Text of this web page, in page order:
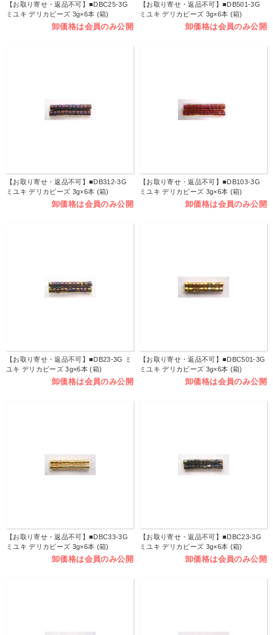
【お取り寄せ・返品不可】■DBC25-3G
ミユキ デリカビーズ 3g×6本 (箱)
卸価格は会員のみ公開
【お取り寄せ・返品不可】■DB501-3G
ミユキ デリカビーズ 3g×6本 (箱)
卸価格は会員のみ公開
【お取り寄せ・返品不可】■DB312-3G
ミユキ デリカビーズ 3g×6本 (箱)
卸価格は会員のみ公開
【お取り寄せ・返品不可】■DB103-3G
ミユキ デリカビーズ 3g×6本 (箱)
卸価格は会員のみ公開
【お取り寄せ・返品不可】■DB23-3G ミ
ユキ デリカビーズ 3g×6本 (箱)
卸価格は会員のみ公開
【お取り寄せ・返品不可】■DBC501-3G
ミユキ デリカビーズ 3g×6本 (箱)
卸価格は会員のみ公開
【お取り寄せ・返品不可】■DBC33-3G
ミユキ デリカビーズ 3g×6本 (箱)
卸価格は会員のみ公開
【お取り寄せ・返品不可】■DBC23-3G
ミユキ デリカビーズ 3g×6本 (箱)
卸価格は会員のみ公開